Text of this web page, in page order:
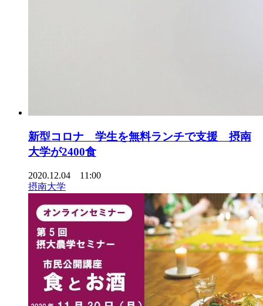
新型コロナ 学生を無料ランチで支援 摂南
大学が2400食
2020.12.04 11:00
摂南大学